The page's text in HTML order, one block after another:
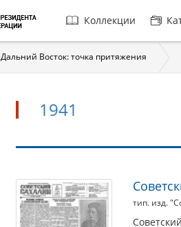
Главная
навигация
Коллекции
Дальний Восток: точка притяжения
1941
1941
тип. изд.